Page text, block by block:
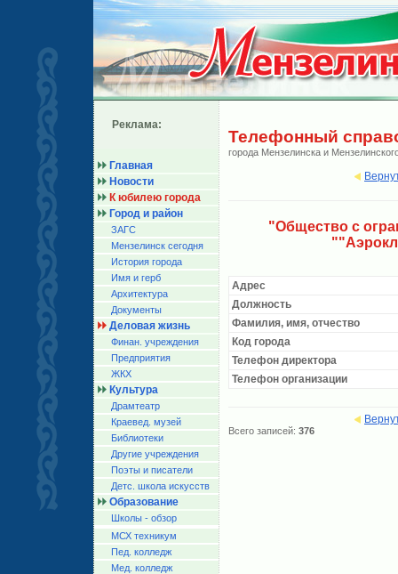
Реклама:
Главная
Новости
К юбилею города
Город и район
ЗАГС
Мензелинск сегодня
История города
Имя и герб
Архитектура
Документы
Деловая жизнь
Финан. учреждения
Предприятия
ЖКХ
Культура
Драмтеатр
Краевед. музей
Библиотеки
Другие учреждения
Поэты и писатели
Детс. школа искусств
Образование
Школы - обзор
МСХ техникум
Пед. колледж
Мед. колледж
Телефонный
города Мензелинска и
"Общество с
Адрес
Должность
Фамилия, имя, отчество
Код города
Телефон директора
Телефон организации
Всего записей: 376